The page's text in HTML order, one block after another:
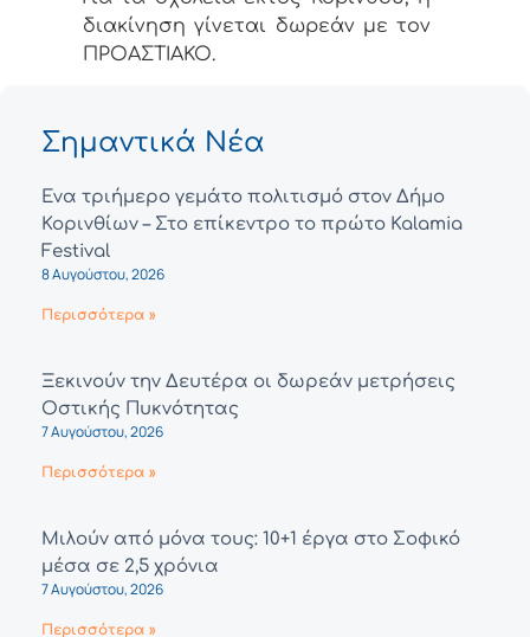
διακίνηση γίνεται δωρεάν με τον
ΠΡΟΑΣΤΙΑΚΟ.
Σημαντικά Νέα
Ένα τριήμερο γεμάτο πολιτισμό στον Δήμο
Κορινθίων – Στο επίκεντρο το πρώτο Kalamia
Festival
8 Αυγούστου, 2026
Περισσότερα »
Ξεκινούν την Δευτέρα οι δωρεάν μετρήσεις
Οστικής Πυκνότητας
7 Αυγούστου, 2026
Περισσότερα »
Μιλούν από μόνα τους: 10+1 έργα στο Σοφικό
μέσα σε 2,5 χρόνια
7 Αυγούστου, 2026
Περισσότερα »